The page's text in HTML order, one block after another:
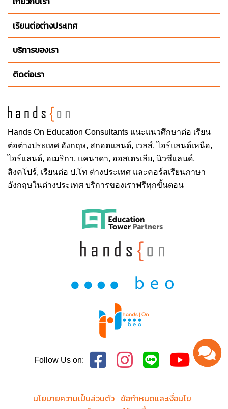
Hands On Education Consultants แนะแนวศึกษาต่อ เรียน
ต่อต่างประเทศ อังกฤษ, สกอตแลนด์, เวลส์, ไอร์แลนด์เหนือ,
ไอร์แลนด์, อเมริกา, แคนาดา, ออสเตรเลีย, นิวซีแลนด์,
สิงคโปร์, เรียนต่อ ป.โท ต่างประเทศ และคอร์สเรียนภาษา
อังกฤษในต่างประเทศ บริการของเราฟรีทุกขั้นตอน
เรียนต่อต่างประเทศ
บริการของเรา
ติดต่อเรา
Follow Us on:
นโยบายความเป็นส่วนตัว ข้อกำหนดและเงื่อนไข